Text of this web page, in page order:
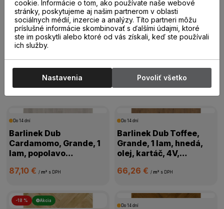
/m²s DPH /m² s DPH
Drevené parkety
Drevené parkety
Do 14 dní
Barlinek Dub
Cardamomo, Grande, 1
lam, popolavo
4V mikro, 1WG000665
87,10 €/ m² s DPH
Do 14 dní
Barlinek Dub Toffee,
Grande, 1 lam, hnedá,
olej, kartáč, 4V,
66,26 € / m² s DPH
-18 % Akcia
Do 14 dní
cookie. Informácie o tom, ako používate naše webové
stránky, poskytujeme aj našim partnerom v oblasti
sociálnych médií, inzercie a analýzy. Títo partneri môžu
príslušné informácie skombinovať s ďalšími údajmi, ktoré
ste im poskytli alebo ktoré od vás získali, keď ste používali
ich služby.
Nastavenia Povoliť všetko